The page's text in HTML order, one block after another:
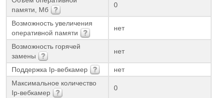
памяти, Мб
0
Возможность увеличения
оперативной памяти
нет
Возможность горячей
замены
нет
Поддержка Ip-вебкамер
нет
Максимальное количество
Ip-вебкамер
0